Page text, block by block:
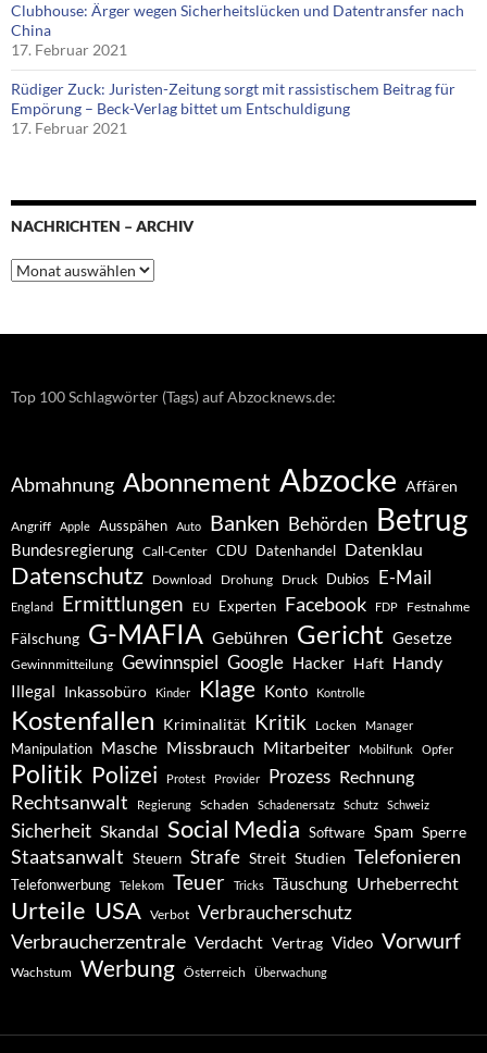
Clubhouse: Ärger wegen Sicherheitslücken und Datentransfer nach
China
17. Februar 2021
Rüdiger Zuck: Juristen-Zeitung sorgt mit rassistischem Beitrag für
Empörung – Beck-Verlag bittet um Entschuldigung
17. Februar 2021
NACHRICHTEN – ARCHIV
Nachrichten
–
Top 100 Schlagwörter (Tags) auf Abzocknews.de:
Abmahnung Abonnement Abzocke Affären
Angriff Apple Ausspähen Auto Banken Behörden Betrug
Bundesregierung Call-Center CDU Datenhandel Datenklau
Datenschutz Download Drohung Druck Dubios E-Mail
England Ermittlungen EU Experten Facebook FDP Festnahme
Fälschung G-MAFIA Gebühren Gericht Gesetze
Gewinnmitteilung Gewinnspiel Google Hacker Haft Handy
Illegal Inkassobüro Kinder Klage Konto Kontrolle
Kostenfallen Kriminalität Kritik Locken Manager
Manipulation Masche Missbrauch Mitarbeiter Mobilfunk Opfer
Politik Polizei Protest Provider Prozess Rechnung
Rechtsanwalt Regierung Schaden Schadenersatz Schutz Schweiz
Sicherheit Skandal Social Media Software Spam Sperre
Staatsanwalt Steuern Strafe Streit Studien Telefonieren
Telefonwerbung Telekom Teuer Tricks Täuschung Urheberrecht
Urteile USA Verbot Verbraucherschutz
Verbraucherzentrale Verdacht Vertrag Video Vorwurf
Wachstum Werbung Österreich Überwachung